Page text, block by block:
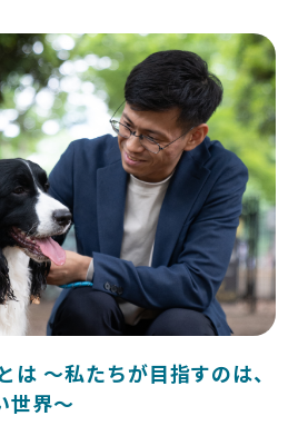
〜私たちが目指すのは、
世界〜